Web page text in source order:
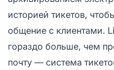
историей тикетов,
общение с клиентами.
гораздо больше, чем
почту — система